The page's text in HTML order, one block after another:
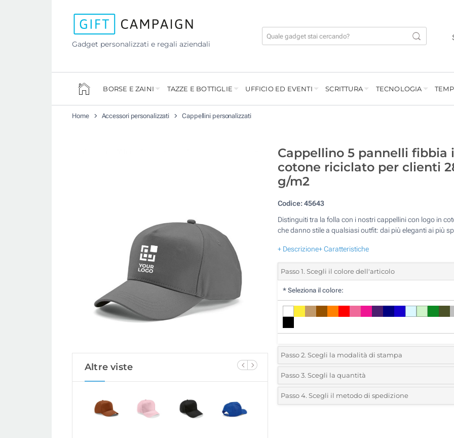
Gadget personalizzati e regali aziendali
BORSE E ZAINI TAZZE E BOTTIGLIE UFFICIO ED EVENTI SCRITTURA TECNOLOGIA
Home Accessori personalizzati Cappellini personalizzati
Altre viste
Cappellino 5 pannelli fibbia
cotone riciclato per clienti
g/m2
Codice: 45643
Distinguiti tra la folla con i nostri cappellini con logo in
che danno stile a qualsiasi outfit: dai più eleganti ai più
+ Descrizione+ Caratteristiche
Passo 1. Scegli il colore dell'articolo
* Seleziona il colore:
Passo 2. Scegli la modalità di stampa
*Seleziona la posizione di stampa e il colore del vostro
Ricamo (Davanti)
Passo 3. Scegli la quantità
*Quantità desiderata:
Passo 4. Scegli il metodo di spedizione